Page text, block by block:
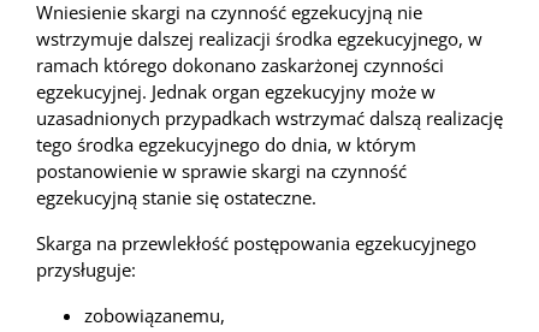
Wniesienie skargi na czynność egzekucyjną nie
wstrzymuje dalszej realizacji środka egzekucyjnego, w
ramach którego dokonano zaskarżonej czynności
egzekucyjnej. Jednak organ egzekucyjny może w
uzasadnionych przypadkach wstrzymać dalszą realizację
tego środka egzekucyjnego do dnia, w którym
postanowienie w sprawie skargi na czynność
egzekucyjną stanie się ostateczne.
Skarga na przewlekłość postępowania egzekucyjnego
przysługuje:
zobowiązanemu,